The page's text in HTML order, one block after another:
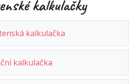
kalkulačky
kalkulačka
kalkulačka